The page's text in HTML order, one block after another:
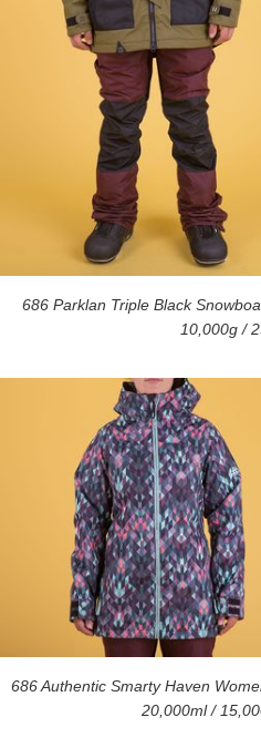
686 Parklan Triple Black
10,000g /
686 Authentic Smarty Haven
20,000ml /